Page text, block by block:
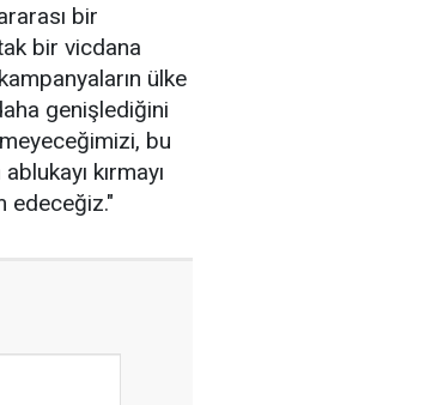
bir
bir vicdana
ülke
genişlediğini
bu
kırmayı
edeceğiz."